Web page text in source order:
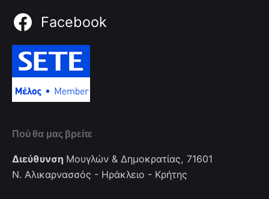
Facebook
Πού θα μας βρείτε
Διεύθυνση Μουγλών & Δημοκρατίας, 71601
Ν. Αλικαρνασσός - Ηράκλειο - Κρήτης